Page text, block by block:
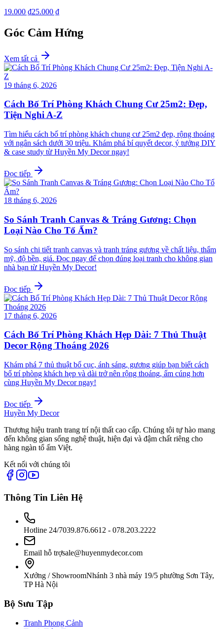
19.000 ₫25.000 ₫
Góc Cảm Hứng
Xem tất cả
19 tháng 6, 2026
Cách Bố Trí Phòng Khách Chung Cư 25m2: Đẹp,
Tiện Nghi A-Z
Tìm hiểu cách bố trí phòng khách chung cư 25m2 đẹp, rộng thoáng
với ngân sách dưới 30 triệu. Khám phá bí quyết decor, ý tưởng DIY
& case study từ Huyền My Decor ngay!
Đọc tiếp
18 tháng 6, 2026
So Sánh Tranh Canvas & Tráng Gương: Chọn
Loại Nào Cho Tổ Ấm?
So sánh chi tiết tranh canvas và tranh tráng gương về chất liệu, thẩm
mỹ, độ bền, giá. Đọc ngay để chọn đúng loại tranh cho không gian
nhà bạn từ Huyền My Decor!
Đọc tiếp
17 tháng 6, 2026
Cách Bố Trí Phòng Khách Hẹp Dài: 7 Thủ Thuật
Decor Rộng Thoáng 2026
Khám phá 7 thủ thuật bố cục, ánh sáng, gương giúp bạn biết cách
bố trí phòng khách hẹp và dài trở nên rộng thoáng, ấm cúng hơn
cùng Huyền My Decor ngay!
Đọc tiếp
Huyền My Decor
Thương hiệu tranh trang trí nội thất cao cấp. Chúng tôi tự hào mang
đến không gian sống nghệ thuật, hiện đại và đậm chất riêng cho
hàng ngàn tổ ấm Việt.
Kết nối với chúng tôi
Thông Tin Liên Hệ
Hotline 24/7039.876.6612 - 078.203.2222
Email hỗ trợsale@huyenmydecor.com
Xưởng / ShowroomNhánh 3 nhà máy 19/5 phường Sơn Tây,
TP Hà Nội
Bộ Sưu Tập
Tranh Phong Cảnh